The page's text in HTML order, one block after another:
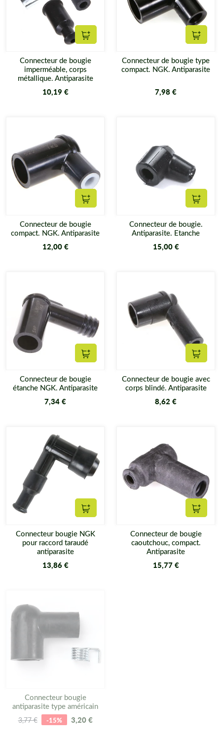
Ajouter au panier
Connecteur de bougie
imperméable, corps
métallique. Antiparasite
10,19 €
Connecteur de bougie type
compact. NGK. Antiparasite
7,98 €
Ajouter au panier
Connecteur de bougie
compact. NGK. Antiparasite
12,00 €
Connecteur de bougie.
Antiparasite. Etanche
15,00 €
Ajouter au panier
Connecteur de bougie
étanche NGK. Antiparasite
7,34 €
Connecteur de bougie avec
corps blindé. Antiparasite
8,62 €
Ajouter au panier
Connecteur bougie NGK
pour raccord taraudé
antiparasite
13,86 €
Connecteur de bougie
caoutchouc, compact.
Antiparasite
15,77 €
Connecteur bougie
antiparasite type américain
3,77 € -15% 3,20 €